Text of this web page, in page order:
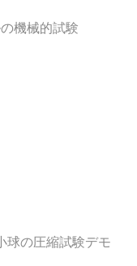
機械的試験
球の圧縮試験デモ